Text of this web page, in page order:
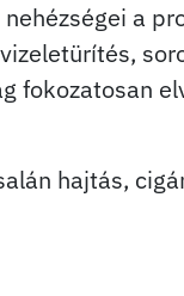
a
fokozatosan
hajtás,